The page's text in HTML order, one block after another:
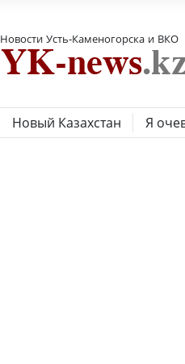
Новости Усть-Каменогорска и ВКО
Новый Казахстан Я